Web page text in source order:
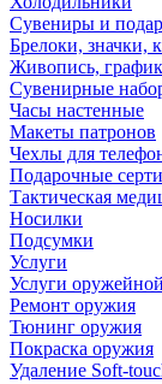
Сувениры и
Брелоки, значки,
Живопись,
Сувенирные
Часы настенные
Макеты патронов
Чехлы для
Подарочные
Тактическая
Носилки
Подсумки
Услуги
Услуги
Ремонт оружия
Тюнинг оружия
Покраска оружия
Удаление Soft-